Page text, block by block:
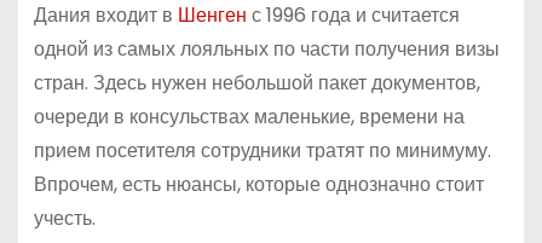
Дания входит в Шенген с 1996 года и считается
одной из самых лояльных по части получения визы
стран. Здесь нужен небольшой пакет документов,
очереди в консульствах маленькие, времени на
прием посетителя сотрудники тратят по минимуму.
Впрочем, есть нюансы, которые однозначно стоит
учесть.